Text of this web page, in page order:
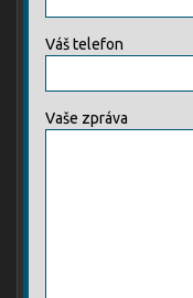
Váš telefon
Vaše zpráva